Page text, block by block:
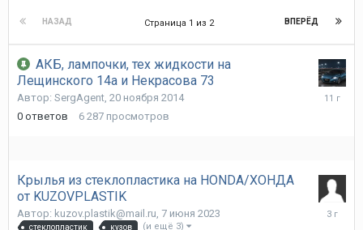
НАЗАД ВПЕРЁД
Страница 1 из 2
АКБ, лампочки, тех жидкости на
Лещинского 14а и Некрасова 73
Автор: SergAgent, 20 ноября 2014
0 ответов 6 287 просмотров
20
Крылья из стеклопластика на HONDA/ХОНДА
от KUZOVPLASTIK
Автор: kuzov.plastik@mail.ru, 7 июня 2023
стеклопластик кузов (и ещё 3)